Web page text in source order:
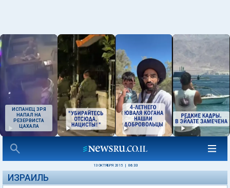
ИСПАНЕЦ ЗРЯ
НАПАЛ НА
РЕЗЕРВИСТА
ЦАХАЛА
13 ОКТЯБРЯ 2015 06:33
ИЗРАИЛЬ